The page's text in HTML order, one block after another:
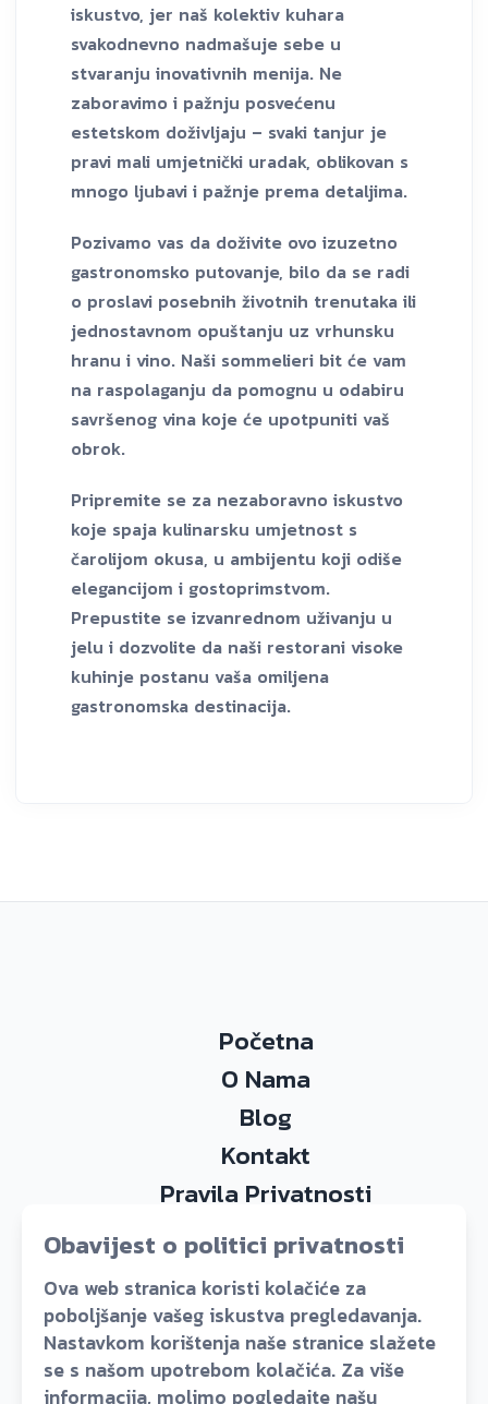
iskustvo, jer naš kolektiv kuhara
svakodnevno nadmašuje sebe u
stvaranju inovativnih menija. Ne
zaboravimo i pažnju posvećenu
estetskom doživljaju – svaki tanjur je
pravi mali umjetnički uradak, oblikovan s
mnogo ljubavi i pažnje prema detaljima.
Pozivamo vas da doživite ovo izuzetno
gastronomsko putovanje, bilo da se radi
o proslavi posebnih životnih trenutaka ili
jednostavnom opuštanju uz vrhunsku
hranu i vino. Naši sommelieri bit će vam
na raspolaganju da pomognu u odabiru
savršenog vina koje će upotpuniti vaš
obrok.
Pripremite se za nezaboravno iskustvo
koje spaja kulinarsku umjetnost s
čarolijom okusa, u ambijentu koji odiše
elegancijom i gostoprimstvom.
Prepustite se izvanrednom uživanju u
jelu i dozvolite da naši restorani visoke
kuhinje postanu vaša omiljena
gastronomska destinacija.
Početna
O Nama
Blog
Kontakt
Pravila Privatnosti
Domovinskog Rata 49a, Split, 21000, Croatia
Obavijest o politici privatnosti
Ova web stranica koristi kolačiće za
poboljšanje vašeg iskustva pregledavanja.
Nastavkom korištenja naše stranice slažete
se s našom upotrebom kolačića. Za više
informacija, molimo pogledajte našu